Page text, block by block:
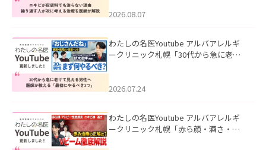
ました。
2026.08.07
わたしの名医Youtube アルバアレルギ
ークリニック札幌「30代から急に老け
た。
2026.07.24
わたしの名医Youtube アルバアレルギ
ークリニック札幌「赤ら顔・酒さ・ニ